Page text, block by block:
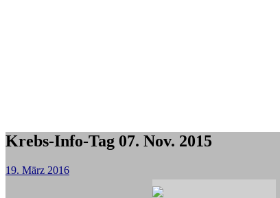
Krebs-Info-Tag 07. Nov. 2015
19. März 2016